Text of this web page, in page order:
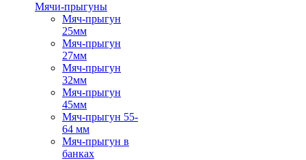
Мячи-прыгуны
Мяч-прыгун
25мм
Мяч-прыгун
27мм
Мяч-прыгун
32мм
Мяч-прыгун
45мм
Мяч-прыгун 55-
64 мм
Мяч-прыгун в
банках